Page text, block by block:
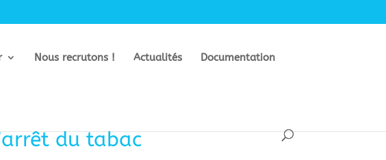
Nous recrutons ! Actualités Documentation
du tabac